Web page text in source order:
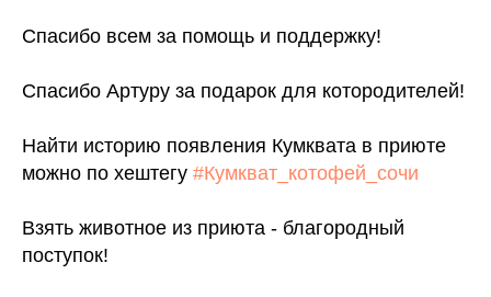
Спасибо всем за помощь и поддержку!
Спасибо Артуру за подарок для котородителей!
Найти историю появления Кумквата в приюте
можно по хештегу #Кумкват_котофей_сочи
Взять животное из приюта - благородный
поступок!